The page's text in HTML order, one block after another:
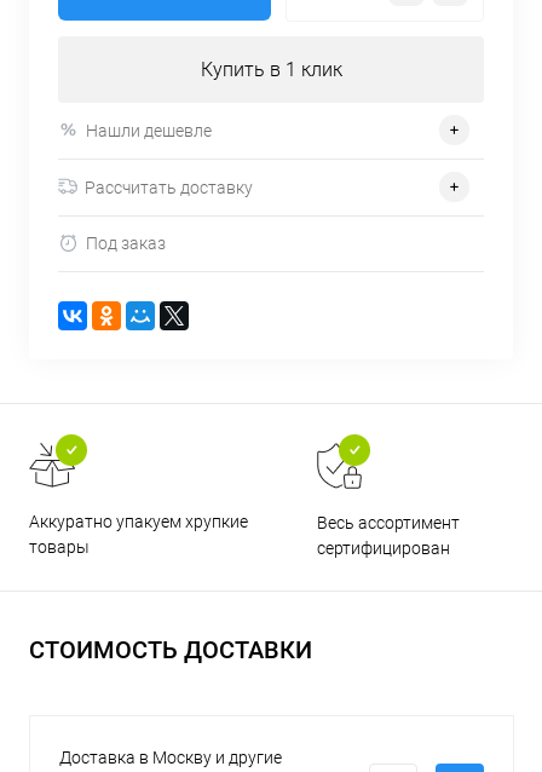
Купить в 1 клик
Нашли дешевле
Рассчитать доставку
Под заказ
Аккуратно упакуем хрупкие
товары
Весь ассортимент
сертифицирован
СТОИМОСТЬ ДОСТАВКИ
Доставка в Москву и другие